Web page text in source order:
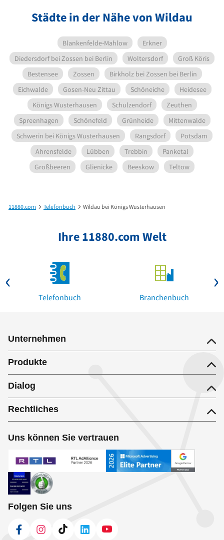
Städte in der Nähe von Wildau
Blankenfelde-Mahlow
Erkner
Diedersdorf bei Zossen bei Berlin
Woltersdorf
Groß Köris
Bestensee
Zossen
Birkholz bei Zossen bei Berlin
Eichwalde
Gosen-Neu Zittau Schöneiche
Heidesee
Königs Wusterhausen
Schulzendorf
Zeuthen
Spreenhagen
Schönefeld Grünheide
Mittenwalde
Schwerin bei Königs Wusterhausen
Rangsdorf
Potsdam
Ahrensfelde
Lübben Trebbin
Panketal
Großbeeren
Glienicke Beeskow Teltow
11880.com Telefonbuch Wildau bei Königs Wusterhausen
Ihre 11880.com Welt
Telefonbuch Branchenbuch
Unternehmen
Produkte
Dialog
Rechtliches
Uns können Sie vertrauen
Folgen Sie uns